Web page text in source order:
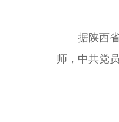
据陕西
师，中共党员